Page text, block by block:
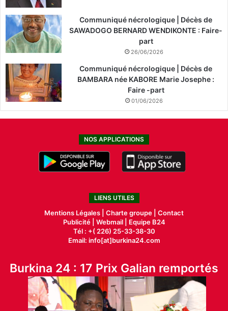
Communiqué nécrologique | Décès de
SAWADOGO BERNARD WENDIKONTE : Faire-
part
26/06/2026
Communiqué nécrologique | Décès de
BAMBARA née KABORE Marie Josephe :
Faire -part
01/06/2026
NOS APPLICATIONS
LIENS UTILES
Mentions Légales | Charte groupe | Contact
Publicité| Webmail |
Equipe B24
Tél : +( 226) 25-33-38-30
Email: info[at]burkina24.com
Burkina 24 : 17 Prix Galian remportés